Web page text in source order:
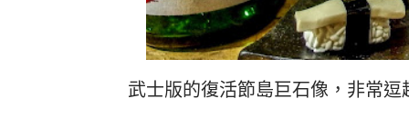
武士版的復活節島巨石像，非常逗